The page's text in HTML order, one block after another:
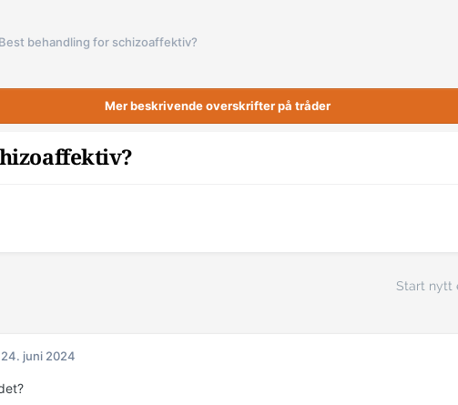
Best behandling for schizoaffektiv?
Mer beskrivende overskrifter på tråder
Start nytt
24. juni 2024